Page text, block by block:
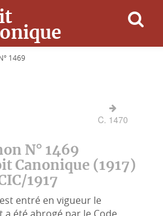
1469
C. 1470
N° 1469
Canonique (1917)
1917
entré en vigueur le